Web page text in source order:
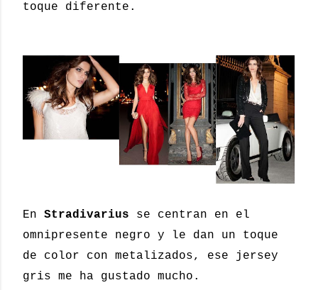
toque diferente.
En Stradivarius se centran en el
omnipresente negro y le dan un toque
de color con metalizados, ese jersey
gris me ha gustado mucho.